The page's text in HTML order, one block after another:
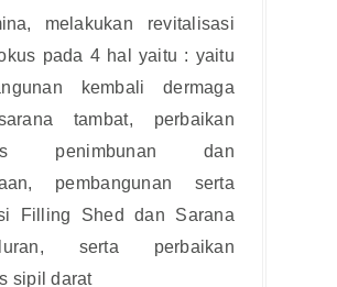
melakukan revitalisasi
pada 4 hal yaitu : yaitu
kembali dermaga
tambat, perbaikan
penimbunan dan
pembangunan serta
Filling Shed dan Sarana
serta perbaikan
sipil darat